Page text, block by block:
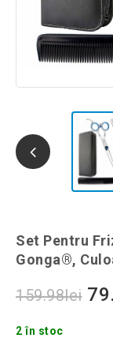
Set Pentru
Gonga®,
159.98lei
2 în stoc